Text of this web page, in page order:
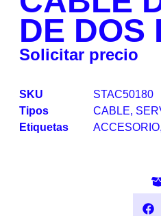
DE DOS
Solicitar precio
SKU
STAC50180
Tipos
CABLE,
Etiquetas
ACCESORIO,